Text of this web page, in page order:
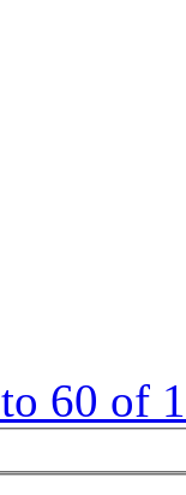
60 of